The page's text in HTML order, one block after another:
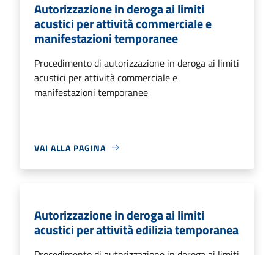
Autorizzazione in deroga ai limiti
acustici per attività commerciale e
manifestazioni temporanee
Procedimento di autorizzazione in deroga ai limiti
acustici per attività commerciale e
manifestazioni temporanee
VAI ALLA PAGINA
Autorizzazione in deroga ai limiti
acustici per attività edilizia temporanea